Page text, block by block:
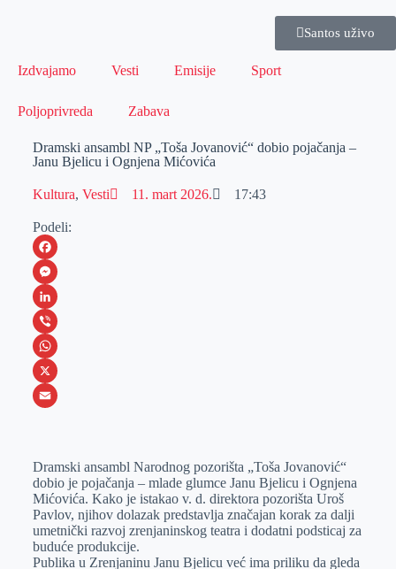
Santos uživo
Izdvajamo Vesti Emisije Sport
Poljoprivreda Zabava
Dramski ansambl NP „Toša Jovanović“ dobio pojačanja –
Janu Bjelicu i Ognjena Mićovića
Kultura, Vesti 11. mart 2026. 17:43
Podeli:
F
a
c
e
b
o
M
e
s
s
e
e
r
L
i
n
k
I
n
V
i
b
W
h
s
A
p
p
X
a
i
l
Dramski ansambl Narodnog pozorišta „Toša Jovanović“
dobio je pojačanja – mlade glumce Janu Bjelicu i Ognjena
Mićovića. Kako je istakao v. d. direktora pozorišta Uroš
Pavlov, njihov dolazak predstavlja značajan korak za dalji
umetnički razvoj zrenjaninskog teatra i dodatni podsticaj za
buduće produkcije.
Publika u Zrenjaninu Janu Bjelicu već ima priliku da gleda